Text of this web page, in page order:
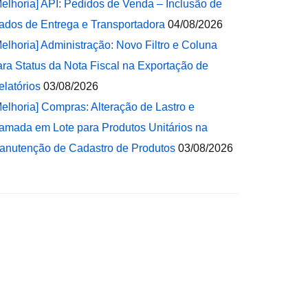
API: Pedidos de Venda – Inclusão de
de Entrega e Transportadora 04/08/2026
Administração: Novo Filtro e Coluna
Status da Nota Fiscal na Exportação de
03/08/2026
Compras: Alteração de Lastro e
em Lote para Produtos Unitários na
de Cadastro de Produtos 03/08/2026